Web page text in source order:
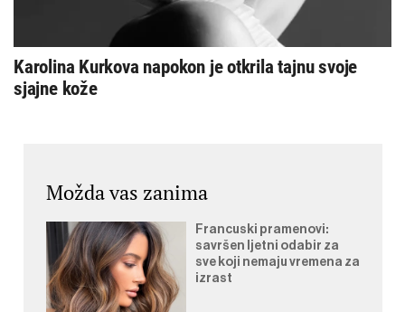
Karolina Kurkova napokon je otkrila tajnu svoje
sjajne kože
Možda vas zanima
Francuski pramenovi:
savršen ljetni odabir za
sve koji nemaju vremena za
izrast